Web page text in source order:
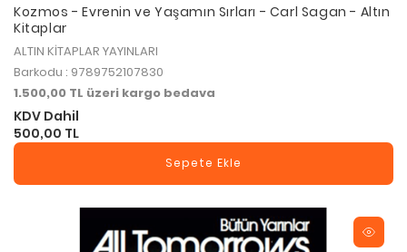
Kozmos - Evrenin ve Yaşamın Sırları - Carl Sagan - Altın
Kitaplar
ALTIN KİTAPLAR YAYINLARI
Barkodu : 9789752107830
1.500,00 TL üzeri kargo bedava
KDV Dahil
500,00 TL
Sepete Ekle